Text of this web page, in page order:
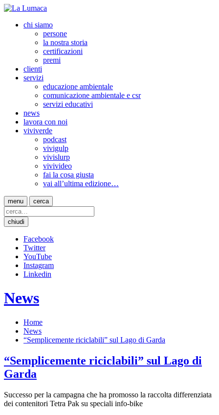
chi siamo
persone
la nostra storia
certificazioni
premi
clienti
servizi
educazione ambientale
comunicazione ambientale e csr
servizi educativi
news
lavora con noi
viviverde
podcast
vivigulp
vivislurp
vivivideo
fai la cosa giusta
vai all’ultima edizione…
menu cerca
chiudi
Facebook
Twitter
YouTube
Instagram
Linkedin
News
Home
News
“Semplicemente riciclabili” sul Lago di Garda
“Semplicemente riciclabili” sul Lago di
Garda
Successo per la campagna che ha promosso la raccolta differenziata
dei contenitori Tetra Pak su speciali info-bike